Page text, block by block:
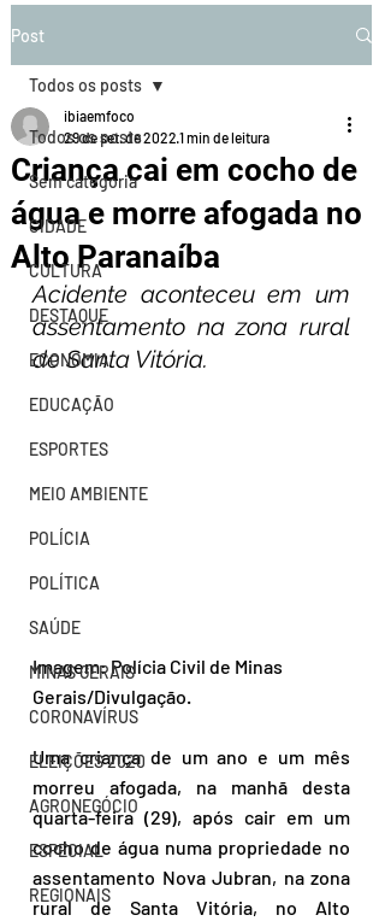
Post
Todos os posts
Sem categoria
CIDADE
CULTURA
DESTAQUE
ECONOMIA
EDUCAÇÃO
ESPORTES
MEIO AMBIENTE
POLÍCIA
POLÍTICA
SAÚDE
MINAS GERAIS
CORONAVÍRUS
ELEIÇÕES 2020
AGRONEGÓCIO
ESPECIAL
REGIONAIS
Todos os posts
Criança cai em cocho de
água e morre afogada no
Alto Paranaíba
ibiaemfoco
29 de set. de 2022 1 min de leitura
Acidente aconteceu em um
assentamento na zona rural
de Santa Vitória.
Imagem: Polícia Civil de Minas
Gerais/Divulgação.
Uma criança de um ano e um mês
morreu afogada, na manhã desta
quarta-feira (29), após cair em um
cocho de água numa propriedade no
assentamento Nova Jubran, na zona
rural de Santa Vitória, no Alto